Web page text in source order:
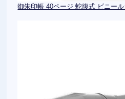
御朱印帳 40ページ 蛇腹式 ビニー